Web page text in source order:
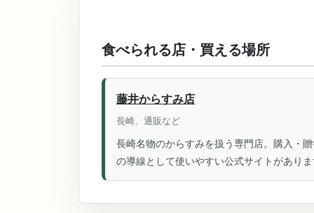
食べられる店・買える場所
藤井からすみ店
長崎、通販など
長崎名物のからすみを扱う専門店。購入・
の導線として使いやすい公式サイトがありま